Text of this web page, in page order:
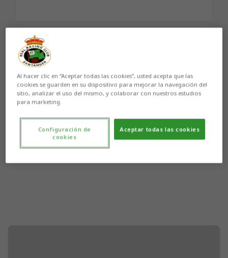
Aún no hay reacciones. ¡Sé el primero!
Al hacer clic en “Aceptar todas las cookies”, usted acepta que las
cookies se guarden en su dispositivo para mejorar la navegación del
sitio, analizar el uso del mismo, y colaborar con nuestros estudios
para marketing.
Aceptar todas las cookies
Configuración de
cookies